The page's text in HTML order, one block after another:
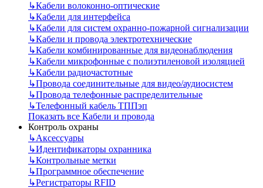
↳Кабели волоконно-оптические
↳Кабели для интерфейса
↳Кабели для систем охранно-пожарной сигнализации
↳Кабели и провода электротехнические
↳Кабели комбинированные для видеонаблюдения
↳Кабели микрофонные с полиэтиленовой изоляцией
↳Кабели радиочастотные
↳Провода соединительные для видео/аудиосистем
↳Провода телефонные распределительные
↳Телефонный кабель ТППэп
Показать все Кабели и провода
Контроль охраны
↳Аксессуары
↳Идентификаторы охранника
↳Контрольные метки
↳Программное обеспечение
↳Регистраторы RFID